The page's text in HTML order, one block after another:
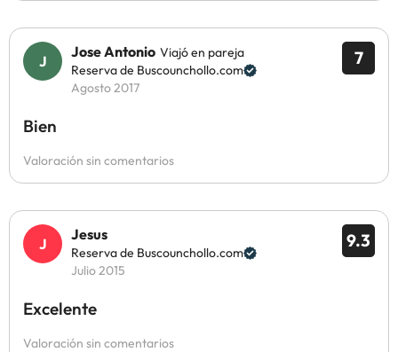
7
Jose Antonio Viajó en pareja
Reserva de Buscounchollo.com
Agosto 2017
Bien
Valoración sin comentarios
9.3
Jesus
Reserva de Buscounchollo.com
Julio 2015
Excelente
Valoración sin comentarios